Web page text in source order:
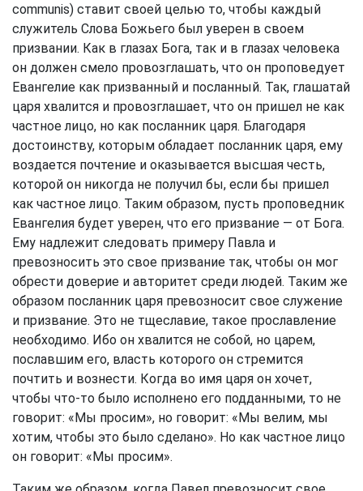
communis) ставит своей целью то, чтобы каждый
служитель Слова Божьего был уверен в своем
призвании. Как в глазах Бога, так и в глазах человека
он должен смело провозглашать, что он проповедует
Евангелие как призванный и посланный. Так, глашатай
царя хвалится и провозглашает, что он пришел не как
частное лицо, но как посланник царя. Благодаря
достоинству, которым обладает посланник царя, ему
воздается почтение и оказывается высшая честь,
которой он никогда не получил бы, если бы пришел
как частное лицо. Таким образом, пусть проповедник
Евангелия будет уверен, что его призвание — от Бога.
Ему надлежит следовать примеру Павла и
превозносить это свое призвание так, чтобы он мог
обрести доверие и авторитет среди людей. Таким же
образом посланник царя превозносит свое служение
и призвание. Это не тщеславие, такое прославление
необходимо. Ибо он хвалится не собой, но царем,
пославшим его, власть которого он стремится
почтить и вознести. Когда во имя царя он хочет,
чтобы что-то было исполнено его подданными, то не
говорит: «Мы просим», но говорит: «Мы велим, мы
хотим, чтобы это было сделано». Но как частное лицо
он говорит: «Мы просим».